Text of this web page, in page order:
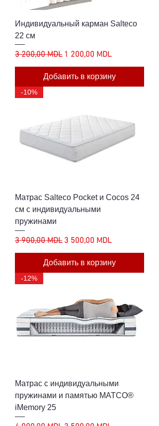
Индивидуальный карман Salteco
22 см
Обычная цена
3 200,00 MDL Цена со скидкой
1 200,00 MDL
Добавить в корзину
-10%
Матрас Salteco Pocket и Cocos 24
см с индивидуальными
пружинами
Обычная цена
3 900,00 MDL Цена со скидкой
3 500,00 MDL
Добавить в корзину
-12%
Матрас с индивидуальными
пружинами и памятью MATCO®
iMemory 25